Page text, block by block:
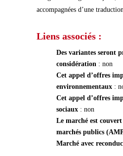
accompagnées d’une
Liens associés :
Des variantes seront
considération : non
Cet appel d’offres
environnementaux :
Cet appel d’offres
sociaux : non
Le marché est
marchés publics
Marché avec